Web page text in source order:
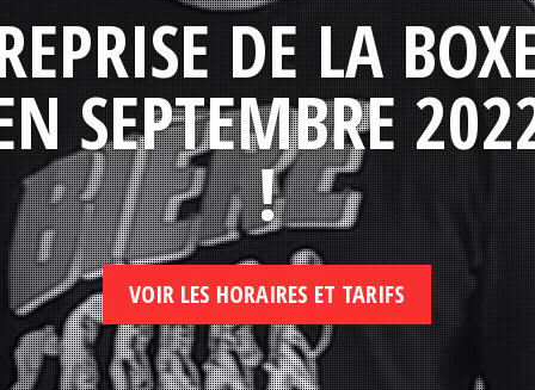
DE LA
SEPTEMBRE
!
VOIR LES HORAIRES ET TARIFS